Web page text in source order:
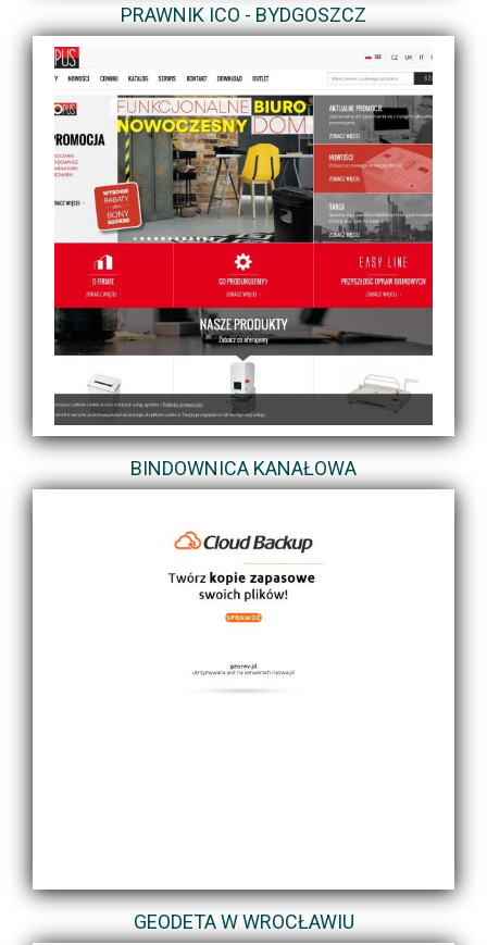
PRAWNIK ICO - BYDGOSZCZ
BINDOWNICA KANAŁOWA
GEODETA W WROCŁAWIU